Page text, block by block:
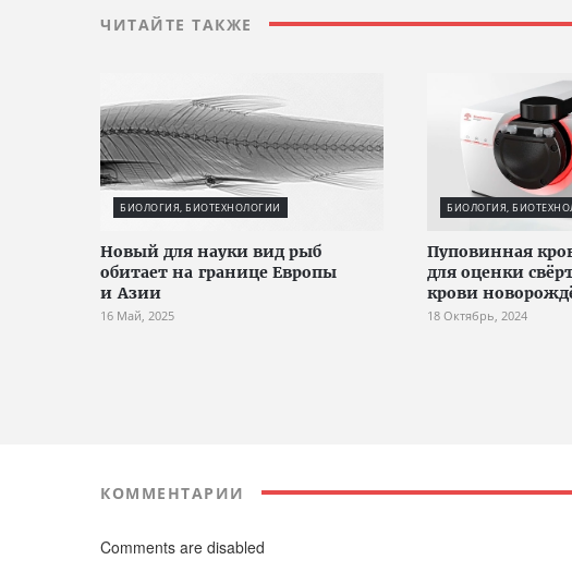
ЧИТАЙТЕ ТАКЖЕ
БИОЛОГИЯ, БИОТЕХНОЛОГИИ
Новый для науки вид рыб
обитает на границе Европы
и Азии
16 Май, 2025
БИОЛОГИЯ,
Пуповинная
для оценки
крови
18 Октябрь, 2024
КОММЕНТАРИИ
Comments are disabled